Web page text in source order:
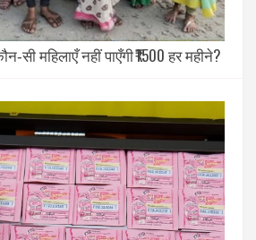
महिलाएँ नहीं पाएँगी ₹1500 हर महीने?